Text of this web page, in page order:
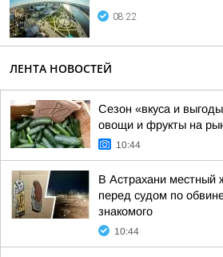
08:22
ЛЕНТА НОВОСТЕЙ
Сезон «вкуса и
овощи и фрукты на
10:44
В Астрахани местный
перед судом по
знакомого
10:44